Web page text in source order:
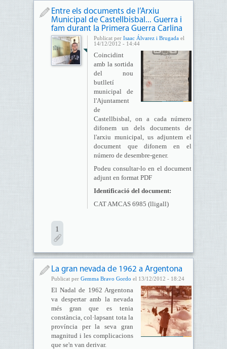
Entre els documents de l’Arxiu
Municipal de Castellbisbal... Guerra i
fam durant la Primera Guerra Carlina
Publicat per Isaac Álvarez i Brugadael
14/12/2012 - 14:44
Coincidint
amb la sortida
del nou
butlletí
municipal de
l'Ajuntament
de
Castellbisbal, on a cada número
difonem un dels documents de
l'arxiu municipal, us adjuntem el
document que difonem en el
número de desembre-gener.
Podeu consultar-lo en el document
adjunt en format PDF
Identificació del document:
CAT AMCAS 6985 (lligall)
1
La gran nevada de 1962 a Argentona
Publicat per Gemma Bravo Gordo el 13/12/2012 - 18:24
El Nadal de 1962 Argentona
va despertar amb la nevada
més gran que es tenia
constància, col·lapsant tota la
província per la seva gran
magnitud i les complicacions
que se'n van derivar.